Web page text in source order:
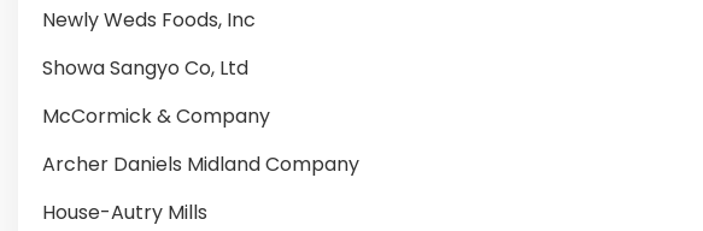
Newly Weds Foods, Inc
Showa Sangyo Co, Ltd
McCormick & Company
Archer Daniels Midland Company
House-Autry Mills